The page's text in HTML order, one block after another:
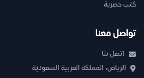
كتب حصرية
تواصل معنا
اتصل بنا
الرياض، المملكة العربية السعودية